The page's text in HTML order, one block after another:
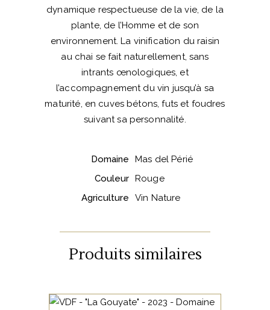
dynamique respectueuse de la vie, de la
plante, de l’Homme et de son
environnement. La vinification du raisin
au chai se fait naturellement, sans
intrants œnologiques, et
l’accompagnement du vin jusqu’à sa
maturité, en cuves bétons, futs et foudres
suivant sa personnalité.
Domaine
Mas del Périé
Couleur Rouge
Agriculture
Vin Nature
Produits similaires